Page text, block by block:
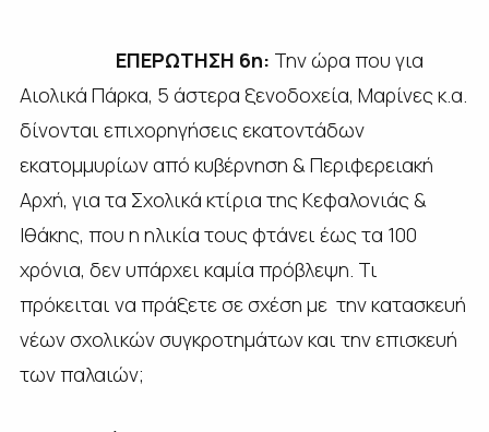
ΕΠΕΡΩΤΗΣΗ 6η: Την ώρα που για
Αιολικά Πάρκα, 5 άστερα ξενοδοχεία, Μαρίνες κ.α.
δίνονται επιχορηγήσεις εκατοντάδων
εκατομμυρίων από κυβέρνηση & Περιφερειακή
Αρχή, για τα Σχολικά κτίρια της Κεφαλονιάς &
Ιθάκης, που η ηλικία τους φτάνει έως τα 100
χρόνια, δεν υπάρχει καμία πρόβλεψη. Τι
πρόκειται να πράξετε σε σχέση με την κατασκευή
νέων σχολικών συγκροτημάτων και την επισκευή
των παλαιών;